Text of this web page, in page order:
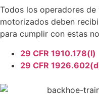
Todos los operadores
motorizados deben
para cumplir con estas
29 CFR 1910.178(l)
29 CFR